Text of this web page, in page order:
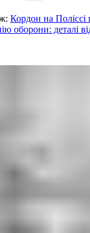
Кордон на Поліссі
оборони: деталі